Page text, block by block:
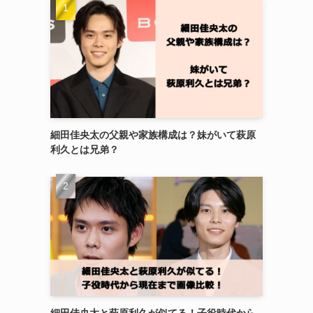
細田佳央太の父親や家族構成は？妹がいて萩原
利久とは兄弟？